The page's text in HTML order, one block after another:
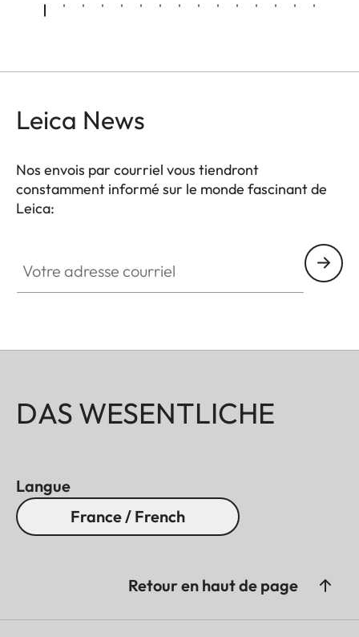
Leica News
Nos envois par courriel vous tiendront
constamment informé sur le monde fascinant de
Leica:
DAS WESENTLICHE
Langue
France / French
Retour en haut de page